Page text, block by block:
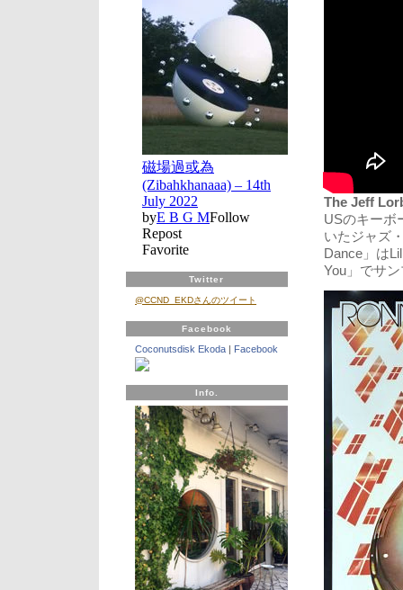
The Jeff
USのキーボ
いたジャズ
Dance」は
You」でサ
Twitter
@CCND_EKDさんのツイート
Facebook
Coconutsdisk Ekoda | Facebook
Info.